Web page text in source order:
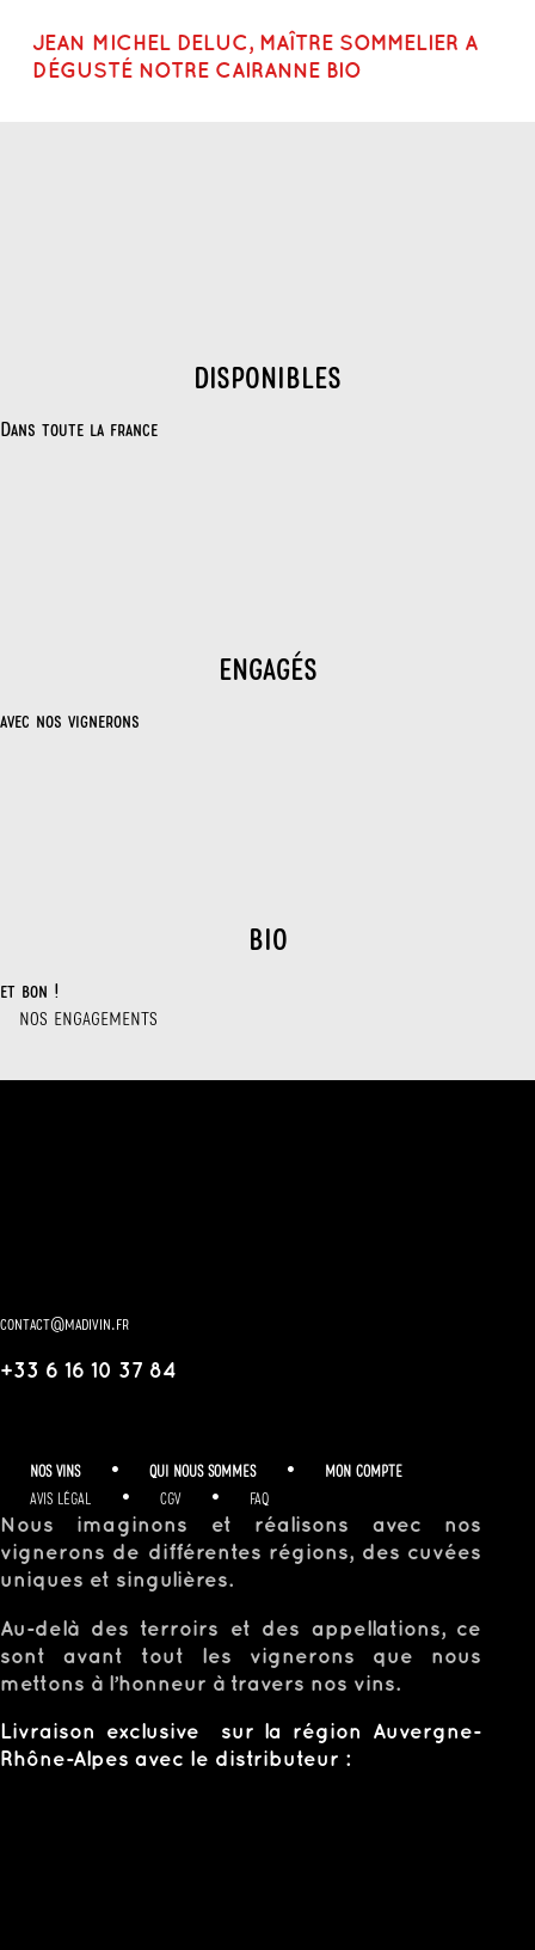
JEAN MICHEL DELUC, MAÎTRE SOMMELIER A
DÉGUSTÉ NOTRE CAIRANNE BIO
disponibles
Dans toute la france
engagés
avec nos vignerons
bio
et bon !
NOS ENGAGEMENTS
contact@madivin.fr
+33 6 16 10 37 84
NOS VINS • QUI NOUS SOMMES •
MON COMPTE
AVIS LÉGAL
• CGV •
FAQ
Nous imaginons et réalisons avec nos
vignerons de différentes régions, des cuvées
uniques et singulières.
Au-delà des terroirs et des appellations, ce
sont avant tout les vignerons que nous
mettons à l’honneur à travers nos vins.
Livraison exclusive sur la région Auvergne-
Rhône-Alpes avec le distributeur :